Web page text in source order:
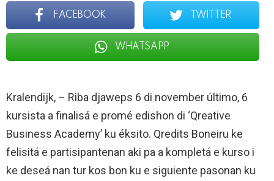
FACEBOOK TWITTER
WHATSAPP
Kralendijk, – Riba djaweps 6 di november último, 6
kursista a finalisá e promé edishon di ‘Qreative
Business Academy’ ku éksito. Qredits Boneiru ke
felisitá e partisipantenan aki pa a kompletá e kurso i
ke deseá nan tur kos bon ku e siguiente pasonan ku